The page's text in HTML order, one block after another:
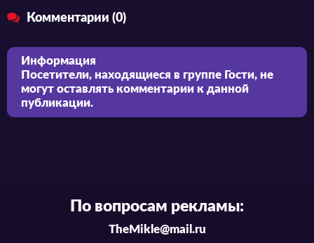
Комментарии (0)
Информация
Посетители, находящиеся в группе Гости, не
могут оставлять комментарии к данной
публикации.
По вопросам рекламы:
TheMikle@mail.ru